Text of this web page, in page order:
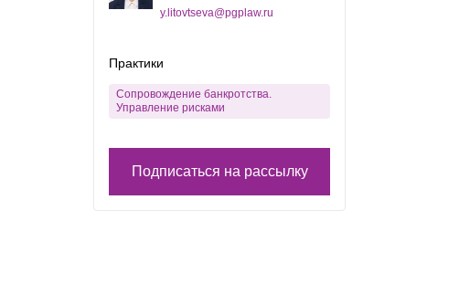
日本語
y.litovtseva@pgplaw.ru
Практики
Сопровождение банкротства.
Управление рисками
Подписаться на рассылку